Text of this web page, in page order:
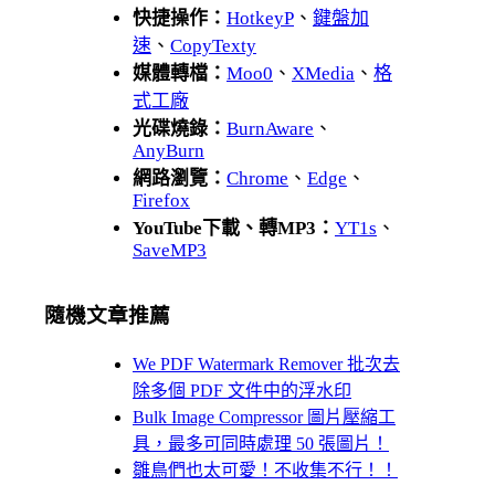
快捷操作： HotkeyP 、 鍵盤加
速 、 CopyTexty
媒體轉檔： Moo0 、 XMedia 、 格
式工廠
光碟燒錄： BurnAware 、
AnyBurn
網路瀏覽： Chrome 、 Edge 、
Firefox
YouTube下載、轉MP3： YT1s 、
SaveMP3
隨機文章推薦
We PDF Watermark Remover 批次去
除多個 PDF 文件中的浮水印
Bulk Image Compressor 圖片壓縮工
具，最多可同時處理 50 張圖片！
雛鳥們也太可愛！不收集不行！！